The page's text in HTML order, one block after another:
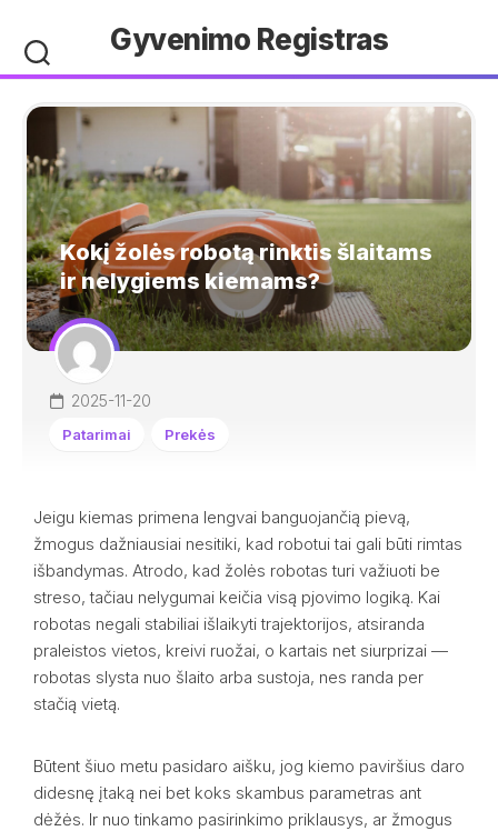
content
Gyvenimo Registras
Kokį žolės robotą rinktis šlaitams
ir nelygiems kiemams?
2025-11-20
Patarimai Prekės
Jeigu kiemas primena lengvai banguojančią pievą,
žmogus dažniausiai nesitiki, kad robotui tai gali būti rimtas
išbandymas. Atrodo, kad žolės robotas turi važiuoti be
streso, tačiau nelygumai keičia visą pjovimo logiką. Kai
robotas negali stabiliai išlaikyti trajektorijos, atsiranda
praleistos vietos, kreivi ruožai, o kartais net siurprizai —
robotas slysta nuo šlaito arba sustoja, nes randa per
stačią vietą.
Būtent šiuo metu pasidaro aišku, jog kiemo paviršius daro
didesnę įtaką nei bet koks skambus parametras ant
dėžės. Ir nuo tinkamo pasirinkimo priklausys, ar žmogus